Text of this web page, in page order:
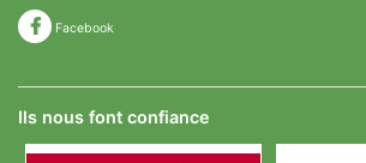
Facebook
Ils nous font confiance